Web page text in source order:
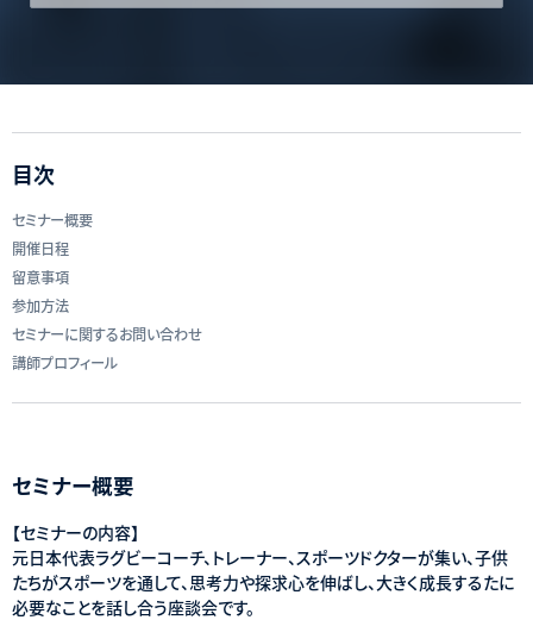
目次
セミナー概要
開催日程
留意事項
参加方法
セミナーに関するお問い合わせ
講師プロフィール
セミナー概要
【セミナーの内容】
元日本代表ラグビーコーチ、トレーナー、スポーツドクターが集い、子供
たちがスポーツを通して、思考力や探求心を伸ばし、大きく成長するたに
必要なことを話し合う座談会です。